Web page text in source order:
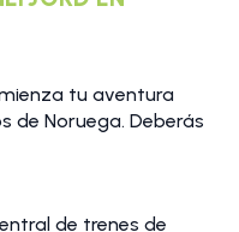
tu aventura
de Noruega. Deberás
de trenes de